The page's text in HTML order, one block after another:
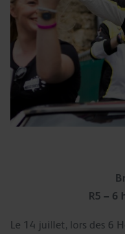
R5 – 6
Le 14 juillet, lors des 6